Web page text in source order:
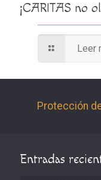
¡CARITAS no
Leer
Protección
Entradas